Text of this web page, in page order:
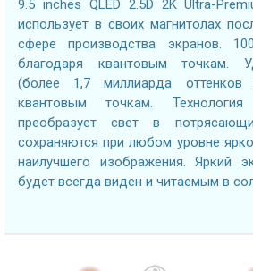
9.5 inches QLED 2.5D 2K Ultra-
использует в своих магнитолах
сфере производства экранов.
благодаря квантовым точкам.
(более 1,7 миллиарда оттенков
квантовым точкам.
преобразует свет в
сохраняются при любом уровне
наилучшего изображения. Яркий
будет всегда виден и читаемым в